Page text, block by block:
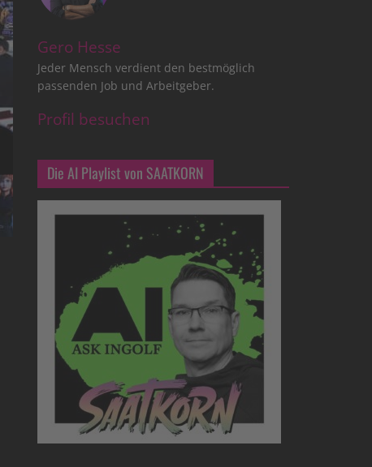
Gero Hesse
Jeder Mensch verdient den bestmöglich
passenden Job und Arbeitgeber.
Profil besuchen
Die AI Playlist von SAATKORN